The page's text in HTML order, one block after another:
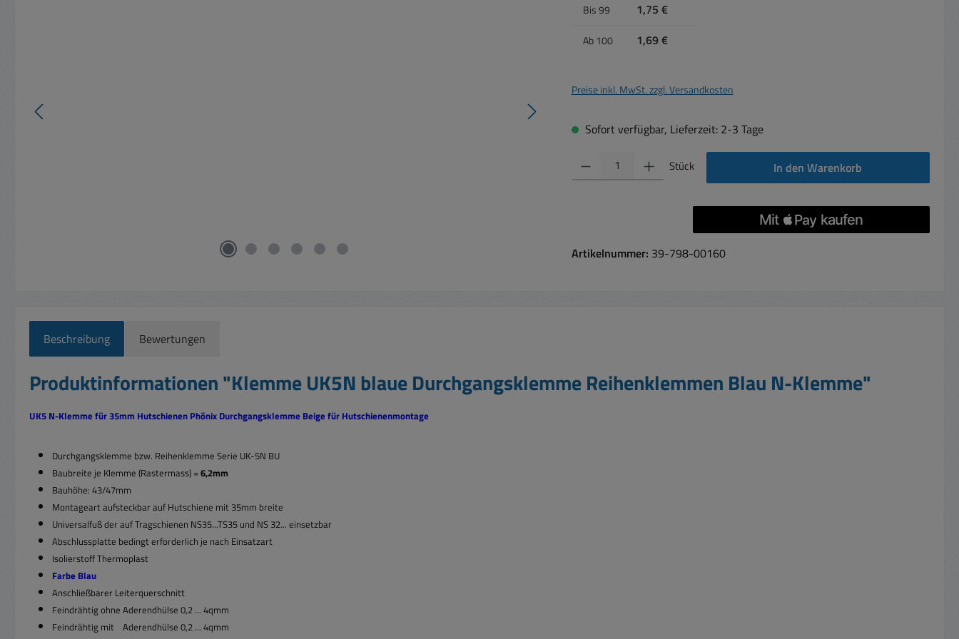
Bis99 1,75 €
Ab 100 1,69 €
Preise inkl. MwSt. zzgl. Versandkosten
Sofort verfügbar, Lieferzeit: 2-3 Tage
Produkt Anzahl: Gib den gewünschten Wert ein oder benutze die Schaltflächen um die
Stück In den Warenkorb
Artikelnummer: 39-798-00160
Beschreibung Bewertungen
Produktinformationen "Klemme UK5N blaue Durchgangsklemme Reihenklemmen Blau N-Klemme"
UK5 N-Klemme für 35mm Hutschienen Phönix Durchgangsklemme Beige für Hutschienenmontage
Durchgangsklemme bzw. Reihenklemme Serie UK-5N BU
Baubreite je Klemme (Rastermass) =6,2mm
Bauhöhe: 43/47mm
Montageart aufsteckbar auf Hutschiene mit 35mm breite
Universalfuß der auf Tragschienen NS35...TS35 und NS 32... einsetzbar
Abschlussplatte bedingt erforderlich je nach Einsatzart
Isolierstoff Thermoplast
Farbe Blau
Anschließbarer Leiterquerschnitt
Feindrähtig ohne Aderendhülse 0,2 ... 4qmm
Feindrähtig mit Aderendhülse 0,2 ... 4qmm